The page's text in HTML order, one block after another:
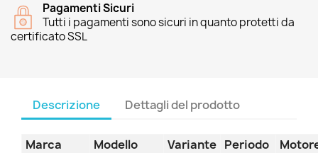
Pagamenti Sicuri
Tutti i pagamenti sono sicuri in quanto protetti da
certificato SSL
Descrizione Dettagli del prodotto
Marca Modello Variante Periodo